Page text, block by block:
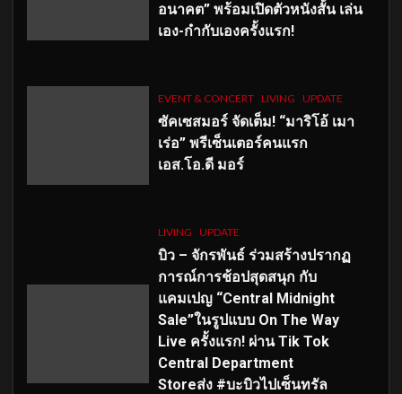
อนาคต” พร้อมเปิดตัวหนังสั้น เล่น
เอง-กำกับเองครั้งแรก!
EVENT & CONCERT LIVING UPDATE
ซัคเซสมอร์ จัดเต็ม! “มาริโอ้ เมา
เร่อ” พรีเซ็นเตอร์คนแรก
เอส.โอ.ดี มอร์
LIVING UPDATE
บิว – จักรพันธ์ ร่วมสร้างปรากฏ
การณ์การช้อปสุดสนุก กับ
แคมเปญ “Central Midnight
Sale”ในรูปแบบ On The Way
Live ครั้งแรก! ผ่าน Tik Tok
Central Department
Storeส่ง #บะบิวไปเซ็นทรัล